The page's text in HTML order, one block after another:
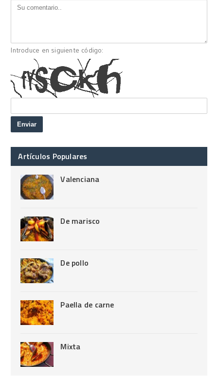
Introduce en siguiente código:
Artículos Populares
Valenciana
De marisco
De pollo
Paella de carne
Mixta